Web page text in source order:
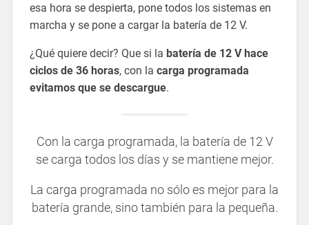
esa hora se despierta, pone todos los sistemas en
marcha y se pone a cargar la batería de 12 V.
¿Qué quiere decir? Que si la batería de 12 V hace
ciclos de 36 horas, con la carga programada
evitamos que se descargue.
Con la carga programada, la batería de 12 V
se carga todos los días y se mantiene mejor.
La carga programada no sólo es mejor para la
batería grande, sino también para la pequeña.